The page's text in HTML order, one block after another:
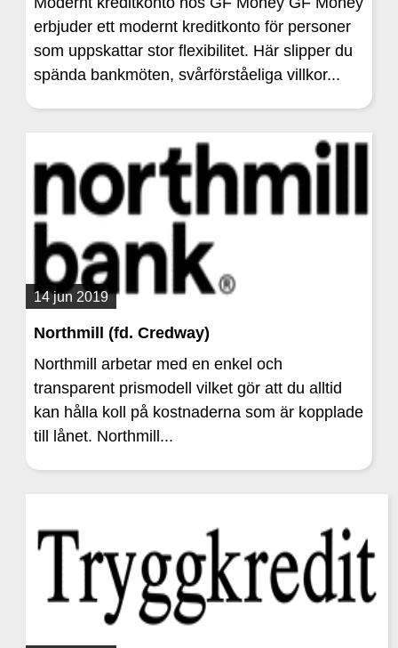
erbjuder ett modernt kreditkonto för personer
som uppskattar stor flexibilitet. Här slipper du
spända bankmöten, svårförståeliga villkor...
14 jun 2019
Northmill (fd. Credway)
Northmill arbetar med en enkel och
transparent prismodell vilket gör att du alltid
kan hålla koll på kostnaderna som är kopplade
till lånet. Northmill...